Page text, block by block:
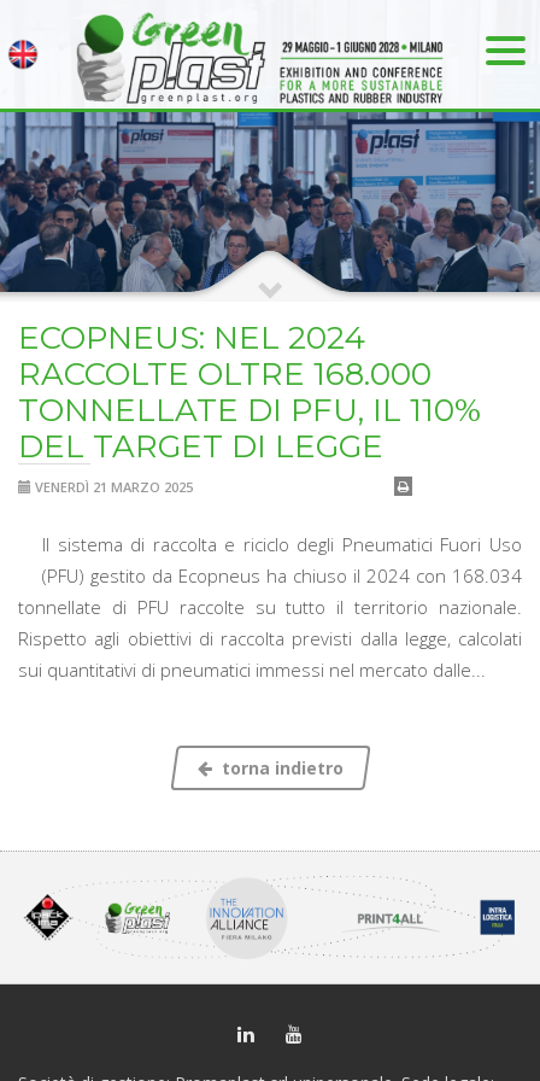
ECOPNEUS: NEL 2024
RACCOLTE OLTRE 168.000
TONNELLATE DI PFU, IL 110%
DEL TARGET DI LEGGE
VENERDÌ 21 MARZO 2025
Il sistema di raccolta e riciclo degli Pneumatici Fuori Uso
(PFU) gestito da Ecopneus ha chiuso il 2024 con 168.034
tonnellate di PFU raccolte su tutto il territorio nazionale.
Rispetto agli obiettivi di raccolta previsti dalla legge, calcolati
sui quantitativi di pneumatici immessi nel mercato dalle...
torna indietro